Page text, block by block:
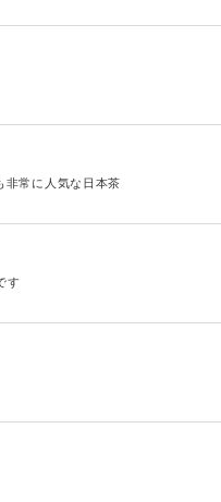
非常に人気な日本茶
す